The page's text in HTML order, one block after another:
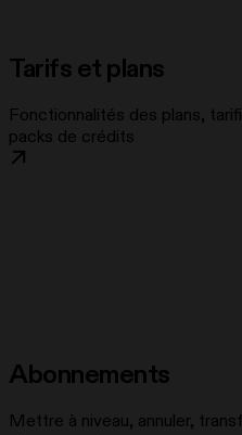
Tarifs et plans
Fonctionnalités des plans,
packs de crédits
Abonnements
Mettre à niveau, annuler,